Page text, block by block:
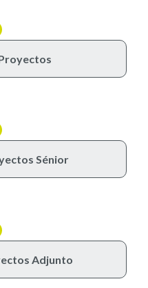
Sénior
Adjunto